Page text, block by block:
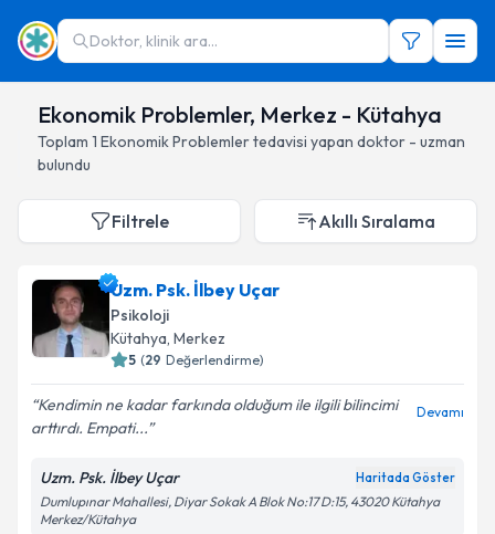
Doktor, klinik ara...
Ekonomik Problemler, Merkez - Kütahya
Toplam 1 Ekonomik Problemlertedavisi yapan doktor - uzman
bulundu
Filtrele Akıllı Sıralama
Uzm. Psk. İlbey Uçar
Psikoloji
Kütahya, Merkez
5 (29 Değerlendirme)
Kendimin ne kadar farkında olduğum ile ilgili bilincimi
arttırdı. Empati...
Devamı
Uzm. Psk. İlbey Uçar Haritada Göster
Dumlupınar Mahallesi, Diyar Sokak A Blok No:17 D:15, 43020 Kütahya
Merkez/Kütahya